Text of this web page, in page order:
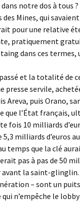
dans notre dos à tous
des Mines, qui
pour une relative
pratiquement
dans ces
et la totalité de
presse servile,
Areva, puis Orano,
que l’État français,
fois 10 milliards
5,3 milliards d’euros
temps que la clé
pas à pas de 50
la saint-glinglin.
– sont un
qui n’empêche le